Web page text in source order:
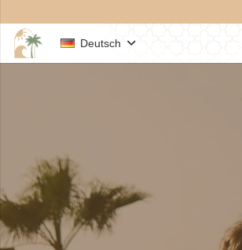
Deutsch